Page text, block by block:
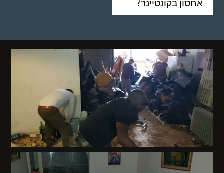
אחסון בקונטיינר?